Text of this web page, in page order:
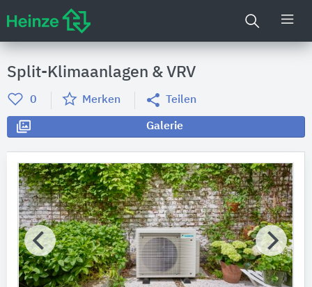
Split-Klimaanlagen & VRV
0 Merken Teilen
Galerie